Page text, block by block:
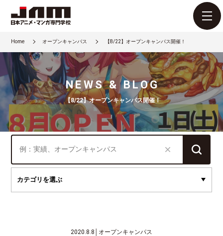
Home オープンキャンパス 【8/22】オープンキャンパス開催！
NEWS & BLOG
【8/22】オープンキャンパス開催！
2020.8.8 オープンキャンパス